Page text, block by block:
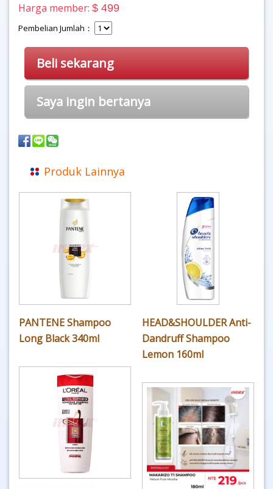
Harga member: $ 499
Pembelian Jumlah：
Beli sekarang
Saya ingin bertanya
Produk Lainnya
PANTENE Shampoo
Long Black 340ml
HEAD&SHOULDER Anti-
Dandruff Shampoo
Lemon 160ml